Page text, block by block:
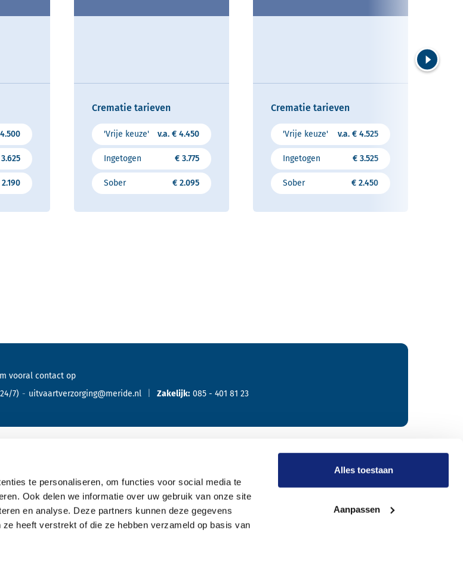
te personaliseren, om functies voor social media te
Ook delen we informatie over uw gebruik van onze site
en analyse. Deze partners kunnen deze gegevens
heeft verstrekt of die ze hebben verzameld op basis van
Alles toestaan
Aanpassen
Crematie tarieven
'Vrije keuze' v.a. € 4.450
Ingetogen € 3.775
Sober € 2.095
Crematie tarieven
'Vrije keuze' v.a. € 4.525
Ingetogen € 3.525
Sober € 2.450
Volgende
vooral contact op
7) uitvaartverzorging@meride.nl Zakelijk: 085 - 401 81 23
met de uitvaartverzorger
Onze werkwijze
Wie zijn wij?